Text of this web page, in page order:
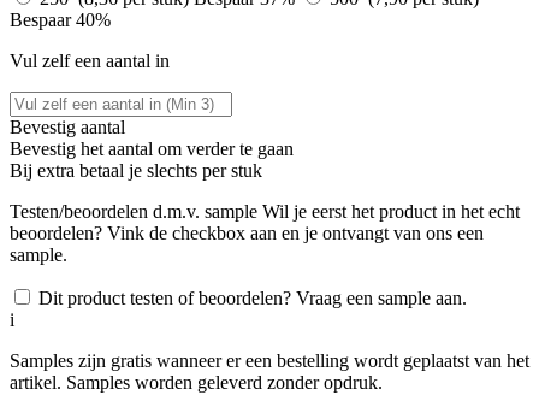
Bespaar 40%
Vul zelf een aantal in
Bevestig aantal
Bevestig het aantal om verder te gaan
Bij extra betaal je slechts per stuk
Testen/beoordelen d.m.v. sample Wil je eerst het product in het echt
beoordelen? Vink de checkbox aan en je ontvangt van ons een
sample.
Dit product testen of beoordelen? Vraag een sample aan.
i
Samples zijn gratis wanneer er een bestelling wordt geplaatst van het
artikel. Samples worden geleverd zonder opdruk.